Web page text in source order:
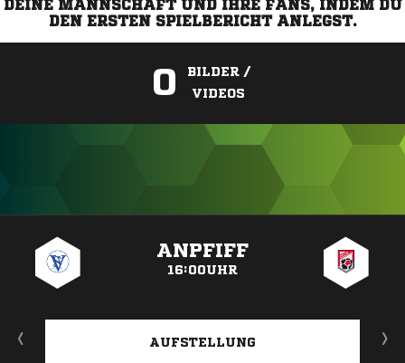
DEINE MANNSCHAFT UND IHRE FANS, INDEM DU
DEN ERSTEN SPIELBERICHT ANLEGST.
0
BILDER /
VIDEOS
ANPFIFF
16:00UHR
AUFSTELLUNG